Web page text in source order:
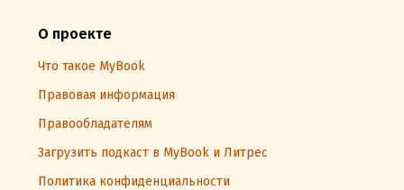
О проекте
Что такое MyBook
Правовая информация
Правообладателям
Загрузить подкаст в MyBook и Литрес
Политика конфиденциальности